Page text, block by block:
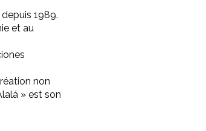
1989.
et au
non
» est son